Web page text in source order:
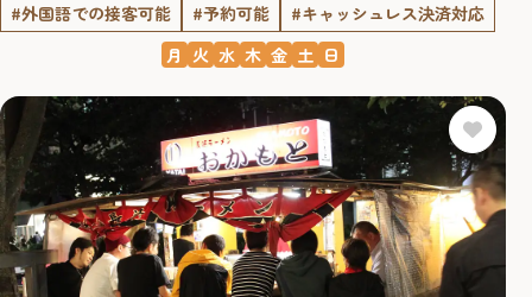
#外国語での接客可能
#予約可能
#キャッシュレス決済対応
月 火 水 木 金 土 日